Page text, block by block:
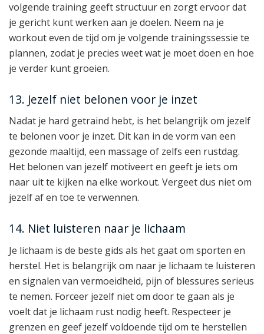
volgende training geeft structuur en zorgt ervoor dat
je gericht kunt werken aan je doelen. Neem na je
workout even de tijd om je volgende trainingssessie te
plannen, zodat je precies weet wat je moet doen en hoe
je verder kunt groeien.
13. Jezelf niet belonen voor je inzet
Nadat je hard getraind hebt, is het belangrijk om jezelf
te belonen voor je inzet. Dit kan in de vorm van een
gezonde maaltijd, een massage of zelfs een rustdag.
Het belonen van jezelf motiveert en geeft je iets om
naar uit te kijken na elke workout. Vergeet dus niet om
jezelf af en toe te verwennen.
14. Niet luisteren naar je lichaam
Je lichaam is de beste gids als het gaat om sporten en
herstel. Het is belangrijk om naar je lichaam te luisteren
en signalen van vermoeidheid, pijn of blessures serieus
te nemen. Forceer jezelf niet om door te gaan als je
voelt dat je lichaam rust nodig heeft. Respecteer je
grenzen en geef jezelf voldoende tijd om te herstellen